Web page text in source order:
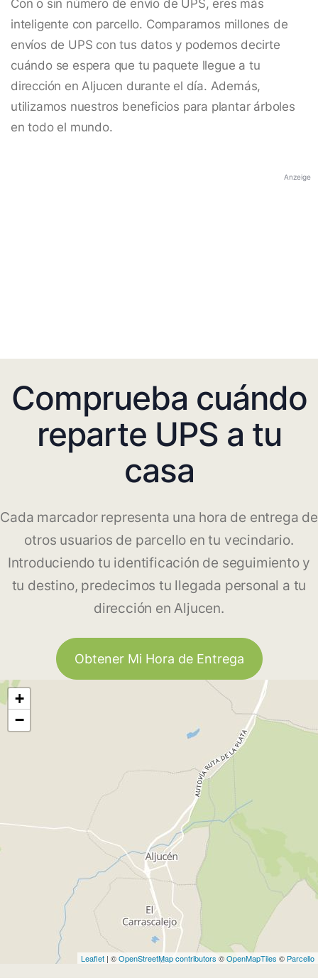
Con o sin número de envío de UPS, eres más
inteligente con parcello. Comparamos millones de
envíos de UPS con tus datos y podemos decirte
cuándo se espera que tu paquete llegue a tu
dirección en Aljucen durante el día. Además,
utilizamos nuestros beneficios para plantar árboles
en todo el mundo.
Anzeige
Comprueba cuándo
reparte UPS a tu
casa
Cada marcador representa una hora de entrega de
otros usuarios de parcello en tu vecindario.
Introduciendo tu identificación de seguimiento y
tu destino, predecimos tu llegada personal a tu
dirección en Aljucen.
Obtener Mi Hora de Entrega
+
−
Leaflet | ©OpenStreetMap contributors ©OpenMapTiles © Parcello